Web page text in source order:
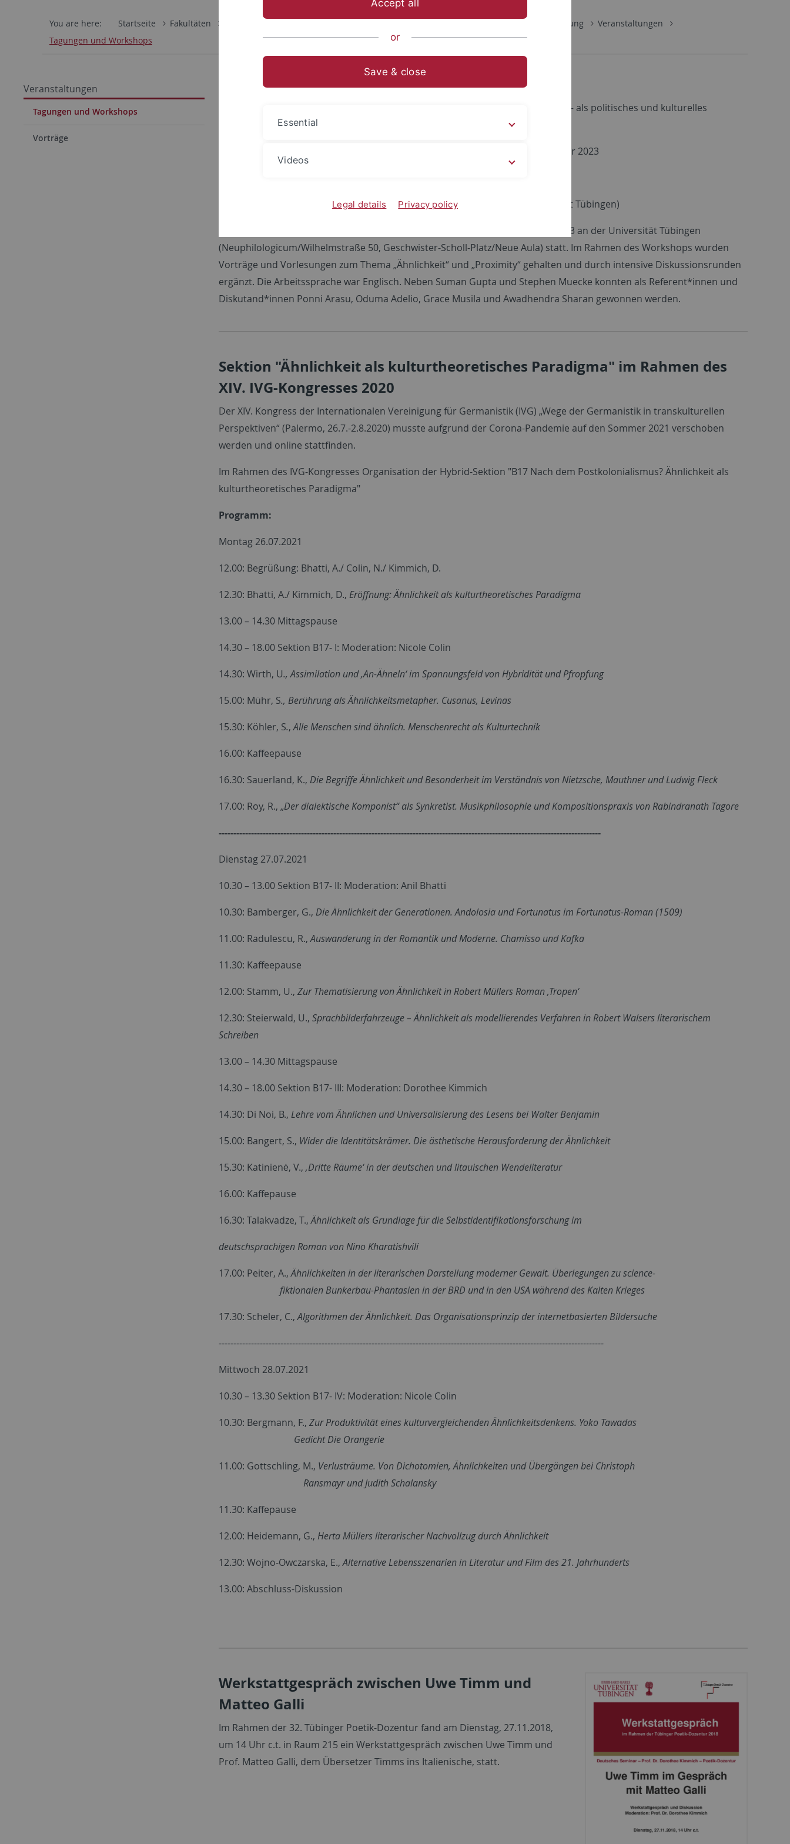
You are here: Startseite Fakultäten Forschung
Veranstaltungen
Tagungen und Workshops
Veranstaltungen
Tagungen und Workshops
Vorträge
Symposium „Similarities and Proximities“
Gefördert durch das MWK im Rahmen der Förderung des Projekts „Ähnlichkeit – als politisches und kulturelles
Symposium „Similarities and Proximities“, Universität Tübingen, 8.-10. November 2023
Weitere Beteiligte: Prof. Dr. Russell West-Pavlov (Englisches Seminar, Universität Tübingen)
Das Symposium „Similarities and Proximities“ fand von 8. bis 10. November 2023 an der Universität Tübingen
(Neuphilologicum/Wilhelmstraße 50, Geschwister-Scholl-Platz/Neue Aula) statt. Im Rahmen des Workshops wurden
Vorträge und Vorlesungen zum Thema „Ähnlichkeit“ und „Proximity“ gehalten und durch intensive Diskussionsrunden
ergänzt. Die Arbeitssprache war Englisch. Neben Suman Gupta und Stephen Muecke konnten als Referent*innen und
Diskutand*innen Ponni Arasu, Oduma Adelio, Grace Musila und Awadhendra Sharan gewonnen werden.
Sektion "Ähnlichkeit als kulturtheoretisches Paradigma" im Rahmen des
XIV. IVG-Kongresses 2020
Der XIV. Kongress der Internationalen Vereinigung für Germanistik (IVG) „Wege der Germanistik in transkulturellen
Perspektiven“ (Palermo, 26.7.-2.8.2020) musste aufgrund der Corona-Pandemie auf den Sommer 2021 verschoben
werden und online stattfinden.
Im Rahmen des IVG-Kongresses Organisation der Hybrid-Sektion "B17 Nach dem Postkolonialismus? Ähnlichkeit als
kulturtheoretisches Paradigma"
Programm:
Montag 26.07.2021
12.00: Begrüßung: Bhatti, A./ Colin, N./ Kimmich, D.
12.30: Bhatti, A./ Kimmich, D., Eröffnung: Ähnlichkeit als kulturtheoretisches Paradigma
13.00 – 14.30 Mittagspause
14.30 – 18.00 Sektion B17- I: Moderation: Nicole Colin
14.30: Wirth, U., Assimilation und ‚An-Ähneln‘ im Spannungsfeld von Hybridität und Pfropfung
15.00: Mühr, S., Berührung als Ähnlichkeitsmetapher. Cusanus, Levinas
15.30: Köhler, S.,Alle Menschen sind ähnlich. Menschenrecht als Kulturtechnik
16.00: Kaffeepause
16.30: Sauerland, K., Die Begriffe Ähnlichkeit und Besonderheit im Verständnis von Nietzsche, Mauthner und Ludwig Fleck
17.00: Roy, R., „Der dialektische Komponist“ als Synkretist. Musikphilosophie und Kompositionspraxis von Rabindranath Tagore
----------------------------------------------------------------------------------------------------------------------------------
Dienstag 27.07.2021
10.30 – 13.00 Sektion B17- II: Moderation: Anil Bhatti
10.30: Bamberger, G., Die Ähnlichkeit der Generationen. Andolosia und Fortunatus im Fortunatus-Roman (1509)
11.00: Radulescu, R.,Auswanderung in der Romantik und Moderne. Chamisso und Kafka
11.30: Kaffeepause
12.00: Stamm, U., Zur Thematisierung von Ähnlichkeit in Robert Müllers Roman ‚Tropen‘
12.30: Steierwald, U., Sprachbilderfahrzeuge – Ähnlichkeit als modellierendes Verfahren in Robert Walsers literarischem
Schreiben
13.00 – 14.30 Mittagspause
14.30 – 18.00 Sektion B17- III: Moderation: Dorothee Kimmich
14.30: Di Noi, B., Lehre vom Ähnlichen und Universalisierung des Lesens bei Walter Benjamin
15.00: Bangert, S., Wider die Identitätskrämer. Die ästhetische Herausforderung der Ähnlichkeit
15.30: Katinienė, V., ‚Dritte Räume‘ in der deutschen und litauischen Wendeliteratur
16.00: Kaffepause
16.30: Talakvadze, T.,Ähnlichkeit als Grundlage für die Selbstidentifikationsforschung im
deutschsprachigen Roman von Nino Kharatishvili
17.00: Peiter, A.,Ähnlichkeiten in der literarischen Darstellung moderner Gewalt. Überlegungen zu science-
fiktionalen Bunkerbau-Phantasien in der BRD und in den USA während des Kalten Krieges
17.30: Scheler, C.,Algorithmen der Ähnlichkeit. Das Organisationsprinzip der internetbasierten Bildersuche
-----------------------------------------------------------------------------------------------------------------------------------
Mittwoch 28.07.2021
10.30 – 13.30 Sektion B17- IV: Moderation: Nicole Colin
10.30: Bergmann, F., Zur Produktivität eines kulturvergleichenden Ähnlichkeitsdenkens. Yoko Tawadas
Gedicht Die Orangerie
11.00: Gottschling, M., Verlusträume. Von Dichotomien, Ähnlichkeiten und Übergängen bei Christoph
Ransmayr und Judith Schalansky
11.30: Kaffepause
12.00: Heidemann, G., Herta Müllers literarischer Nachvollzug durch Ähnlichkeit
12.30: Wojno-Owczarska, E.,Alternative Lebensszenarien in Literatur und Film des 21. Jahrhunderts
13.00: Abschluss-Diskussion
Werkstattgespräch zwischen Uwe Timm und
Matteo Galli
Im Rahmen der 32. Tübinger Poetik-Dozentur fand am Dienstag, 27.11.2018,
um 14 Uhr c.t. in Raum 215 ein Werkstattgespräch zwischen Uwe Timm und
Prof. Matteo Galli, dem Übersetzer Timms ins Italienische, statt.
Accept all
or
Save & close
Essential
Videos
Legal details Privacy policy